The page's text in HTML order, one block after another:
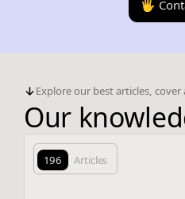
🖐️
Explore our best articles,
Our
196 Articles